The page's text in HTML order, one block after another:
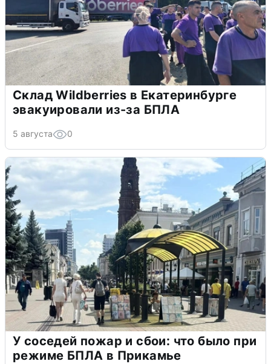
Склад Wildberries в Екатеринбурге
эвакуировали из-за БПЛА
5 августа 0
У соседей пожар и сбои: что было при
режиме БПЛА в Прикамье